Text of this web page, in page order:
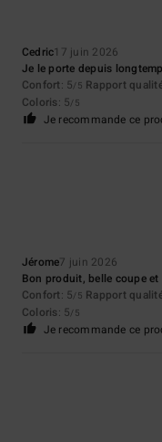
Cedric17 juin 2026
Je le porte depuis
Confort: 5/5 Rapport
Coloris: 5/5
Je recommande ce
Jérome7 juin 2026
Bon produit, belle coupe
Confort: 5/5 Rapport
Coloris: 5/5
Je recommande ce